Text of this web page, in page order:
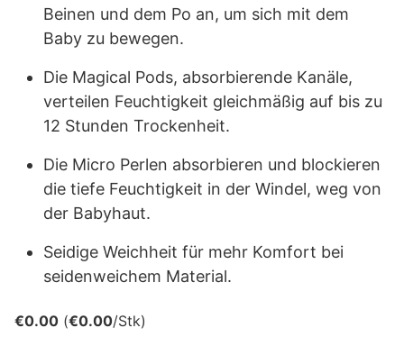
Beinen und dem Po an, um sich mit dem
Baby zu bewegen.
Die Magical Pods, absorbierende Kanäle,
verteilen Feuchtigkeit gleichmäßig auf bis zu
12 Stunden Trockenheit.
Die Micro Perlen absorbieren und blockieren
die tiefe Feuchtigkeit in der Windel, weg von
der Babyhaut.
Seidige Weichheit für mehr Komfort bei
seidenweichem Material.
€0.00 (€0.00/Stk)